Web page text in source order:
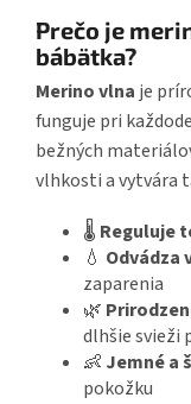
Prečo je
bábätka?
Merino vlna je
funguje pri
bežných
vlhkosti a vytvára
🌡️ Reguluje
💧 Odvádza
zaparenia
🌿
dlhšie svieži
👶 Jemné a
pokožku